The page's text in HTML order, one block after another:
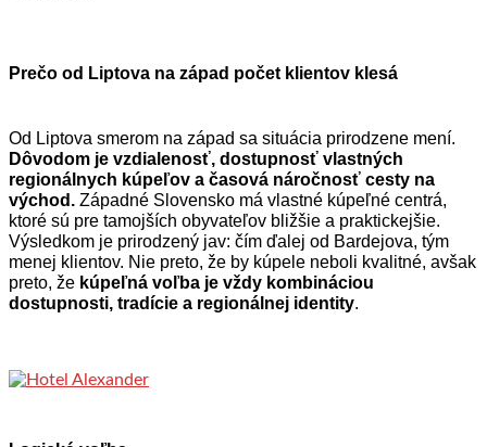
Prečo od Liptova na západ počet klientov klesá
Od Liptova smerom na západ sa situácia prirodzene mení.
Dôvodom je vzdialenosť, dostupnosť vlastných
regionálnych kúpeľov a časová náročnosť cesty na
východ. Západné Slovensko má vlastné kúpeľné centrá,
ktoré sú pre tamojších obyvateľov bližšie a praktickejšie.
Výsledkom je prirodzený jav: čím ďalej od Bardejova, tým
menej klientov. Nie preto, že by kúpele neboli kvalitné, avšak
preto, že kúpeľná voľba je vždy kombináciou
dostupnosti, tradície a regionálnej identity.